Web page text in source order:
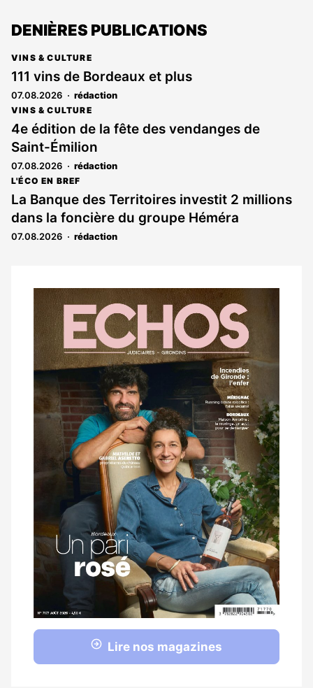
DENIÈRES PUBLICATIONS
VINS & CULTURE
111 vins de Bordeaux et plus
07.08.2026 rédaction
VINS & CULTURE
4e édition de la fête des vendanges de
Saint-Émilion
07.08.2026 rédaction
L'ÉCO EN BREF
La Banque des Territoires investit 2 millions
dans la foncière du groupe Héméra
07.08.2026 rédaction
Notre
dernier
magazine
Lire nos magazines